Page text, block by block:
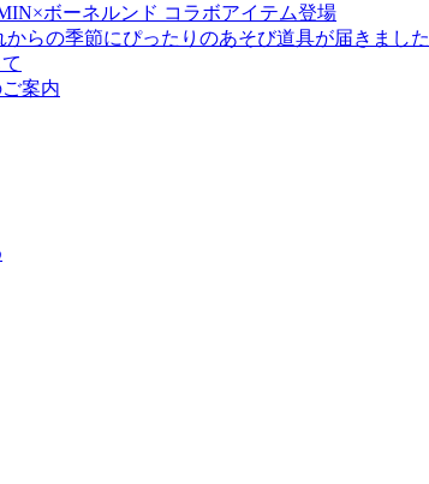
ボーネルンド コラボアイテム登場
らの季節にぴったりのあそび道具が届きました
案内